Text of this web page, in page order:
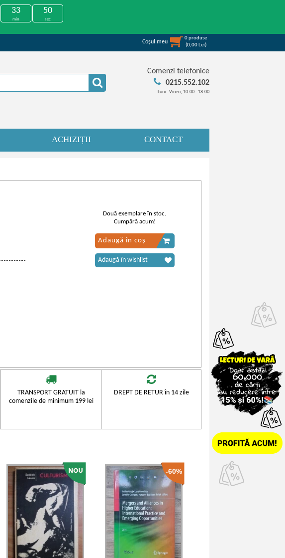
33
min
50
sec
Coşul meu
0produse
(0,00 Lei)
Comenzi telefonice
0215.552.102
Luni - Vineri, 10:00 - 18:00
ACHIZIȚII CONTACT
Două exemplare în stoc.
Cumpără acum!
Adaugă în coș
Adaugă în wishlist
TRANSPORT GRATUIT la
comenzile de minimum 199 lei
DREPT DE RETUR în 14 zile
-60%